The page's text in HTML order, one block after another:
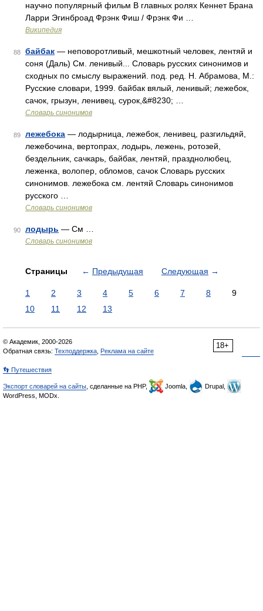
научно популярный фильм В главных ролях Кеннет Брана
Ларри Эгинброад Фрэнк Фиш / Фрэнк Фи …
Википедия
88 байбак — неповоротливый, мешкотный человек, лентяй и
соня (Даль) См. ленивый... Словарь русских синонимов и
сходных по смыслу выражений. под. ред. Н. Абрамова, М.:
Русские словари, 1999. байбак вялый, ленивый; лежебок,
сачок, грызун, ленивец, сурок,&#8230; …
Словарь синонимов
89 лежебока — лодырница, лежебок, ленивец, разгильдяй,
лежебочина, вертопрах, лодырь, лежень, ротозей,
бездельник, сачкарь, байбак, лентяй, празднолюбец,
леженка, волопер, обломов, сачок Словарь русских
синонимов. лежебока см. лентяй Словарь синонимов
русского …
Словарь синонимов
90 лодырь — См …
Словарь синонимов
Страницы ← Предыдущая Следующая →
1 2 3 4 5 6 7 8
9
10
11 12 13
18+
© Академик, 2000-2026
Обратная связь: Техподдержка Реклама на сайте
👣 Путешествия
Экспорт словарей на сайты , сделанные на PHP, Joomla,
Drupal,
WordPress, MODx.